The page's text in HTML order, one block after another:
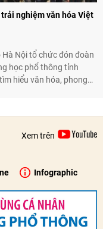
nghiệm văn hóa Việt
Nội tổ chức đón đoàn
học phổ thông tỉnh
hiểu văn hóa, phong
Xem trên
Infographic